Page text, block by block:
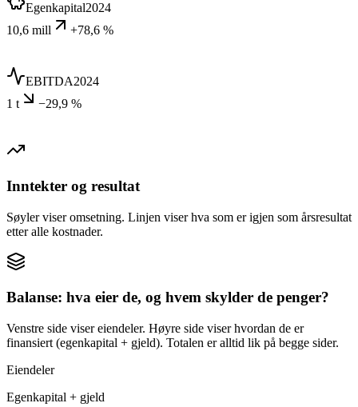
Egenkapital2024
10,6 mill
+78,6 %
EBITDA2024
1 t
−29,9 %
Inntekter og resultat
Søyler viser omsetning. Linjen viser hva som er igjen som årsresultat
etter alle kostnader.
Balanse: hva eier de, og hvem skylder de penger?
Venstre side viser eiendeler. Høyre side viser hvordan de er
finansiert (egenkapital + gjeld). Totalen er alltid lik på begge sider.
Eiendeler
Egenkapital + gjeld